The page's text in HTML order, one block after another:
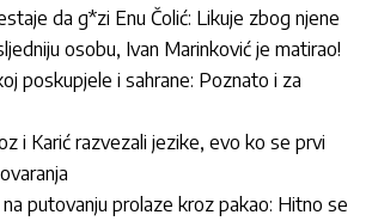
da g*zi Enu Čolić: Likuje zbog njene
osobu, Ivan Marinković je matirao!
poskupjele i sahrane: Poznato i za
i Karić razvezali jezike, evo ko se prvi
putovanju prolaze kroz pakao: Hitno se